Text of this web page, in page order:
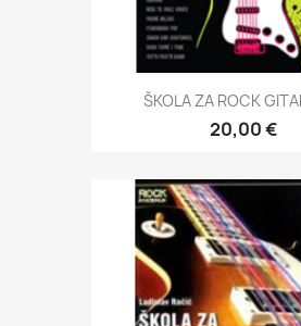
ŠKOLA ZA ROCK
20,00 €